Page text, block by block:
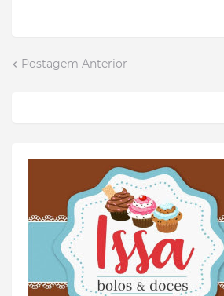
Postagem Anterior